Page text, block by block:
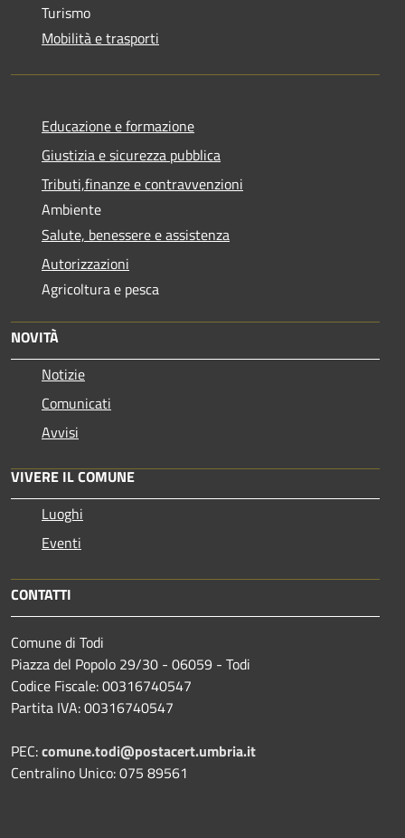
Turismo
Mobilità e trasporti
Educazione e formazione
Giustizia e sicurezza pubblica
Tributi,finanze e contravvenzioni
Ambiente
Salute, benessere e assistenza
Autorizzazioni
Agricoltura e pesca
NOVITÀ
Notizie
Comunicati
Avvisi
VIVERE IL COMUNE
Luoghi
Eventi
CONTATTI
Comune di Todi
Piazza del Popolo 29/30 - 06059 - Todi
Codice Fiscale: 00316740547
Partita IVA: 00316740547
PEC:comune.todi@postacert.umbria.it
Centralino Unico: 075 89561